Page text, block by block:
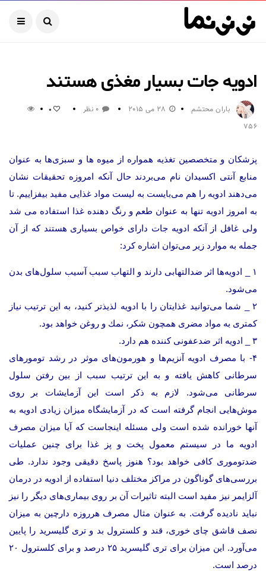
ادویه جات بسیار مغذی هستند
باران محتشم 28 می 2015 0 نظر 0
756
پزشكان و متخصصین تغذیه همواره از میوه ها و سبزی‌ها به عنوان
منابع آنتی اكسیدان نام می‌بردند حال آنكه امروزه تحقیقات نشان
می‌دهند ادویه را هم می‌بایست به لیست مواد غذایی مفید بیفزاییم. تا
به امروز ادویه تنها به عنوان طعم و رنگ دهنده غذا استفاده می شد
ولی غافل از آنكه ادویه جات دارای خواص بسیاری هستند كه از آن
جمله به موارد زیر می‌توان اشاره كرد:
۱ _ ادویه‌ها اثر ضدالتهابی دارند و التهاب سبب آسیب سلول‌های بدن
می‌شود.
۲ _ شما می‌توانید غذایتان را با ادویه لذیذتر كنید، به این ترتیب نیاز
كمتری به مواد مضری همچون شكر، نمك و روغن خواهد بود.
۳ _ ادویه اثر ضدعفونی كننده هم دارد.
۴- با مصرف ادویه آنزیم‌ها و هورمون‌های موثر در رشد تومورهای
سرطانی كاهش یافته و به این ترتیب سبب از بین رفتن سلول
سرطانی می‌شود. لازم به ذكر است این آزمایشات بر روی
موش‌هایی انجام گرفته است كه در آزمایشگاه میزان زیادی ادویه به
آنها خورانده شده است ولی مسئله اینجاست كه آیا میزان مصرف
ادویه ما در سیستم معمول پخت و پز غذا برای چنین عملیات
ضدتوموری كافی خواهد بود؟ هنوز پاسخ دقیقی وجود ندارد. طی
بررسی‌های گوناگون در مراكز مختلف دنیا استفاده از ادویه در درمان
آلزایمر نیز مفید است البته تاثیرات آن بر روی بیماری‌های دیگر را نیز
نباید نادیده گرفت. به عنوان مثال مصرف هرروزه دارچین به میزان
نصف قاشق چای خوری، قند و كلسترول بد و تری گلیسرید را پایین
می‌آورد. این میزان برای تری گلیسرید ۲۵ درصد و برای كلسترول ۲۰
درصد است.